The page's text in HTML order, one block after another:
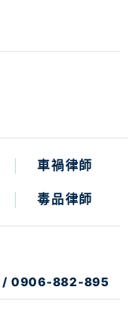
車禍律師
毒品律師
/ 0906-882-895